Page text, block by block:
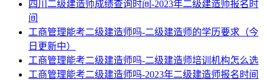
四川二级建造师成绩查询时间-2023年二级建造师报名时
间
工商管理能考二级建造师吗-二级建造师的学历要求（今
日更新中）
工商管理能考二级建造师吗-二级建造师培训机构怎么选
工商管理能考二级建造师吗-2023年二级建造师报名时间